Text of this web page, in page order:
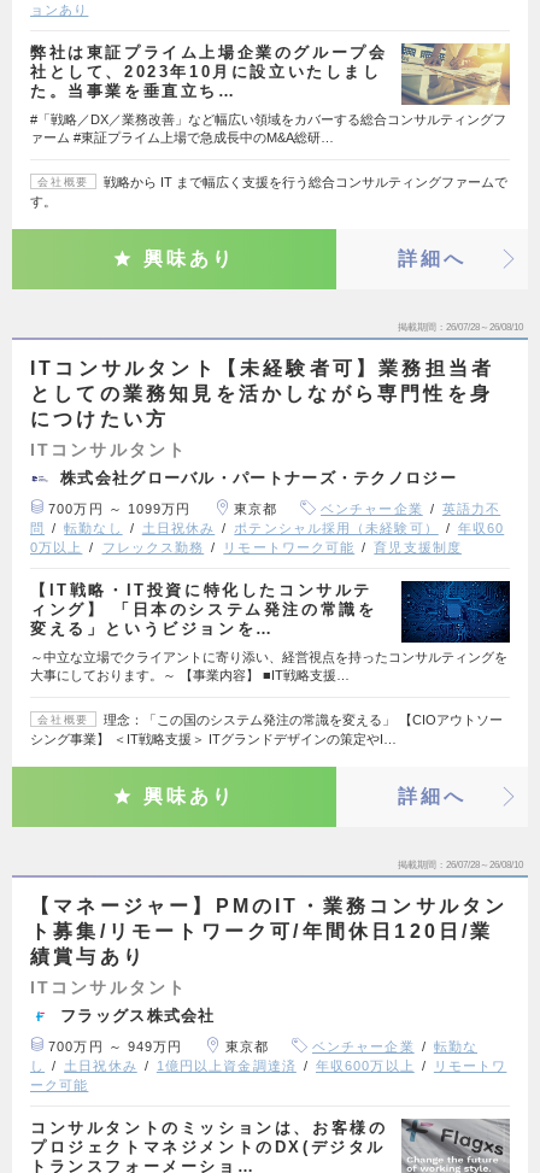
ョンあり
弊社は東証プライム上場企業のグループ会
社として、2023年10月に設立いたしまし
た。当事業を垂直立ち…
#「戦略／DX／業務改善」など幅広い領域をカバーする総合コンサルティングフ
ァーム #東証プライム上場で急成長中のM&A総研…
会社概要
戦略から IT まで幅広く支援を行う総合コンサルティングファームで
す。
興味あり 詳細へ
掲載期間 26/07/28～26/08/10
ITコンサルタント【未経験者可】業務担当者
としての業務知見を活かしながら専門性を身
につけたい方
ITコンサルタント
株式会社グローバル・パートナーズ・テクノロジー
700万円 ～ 1099万円 東京都 ベンチャー企業
英語力不
問
転勤なし 土日祝休み ポテンシャル採用（未経験可）
年収60
0万以上
フレックス勤務 リモートワーク可能 育児支援制度
【IT戦略・IT投資に特化したコンサルテ
ィング】 「日本のシステム発注の常識を
変える」というビジョンを…
～中立な立場でクライアントに寄り添い、経営視点を持ったコンサルティングを
大事にしております。～ 【事業内容】 ■IT戦略支援…
会社概要
理念：「この国のシステム発注の常識を変える」 【CIOアウトソー
シング事業】 ＜IT戦略支援＞ ITグランドデザインの策定やI…
興味あり 詳細へ
掲載期間 26/07/28～26/08/10
【マネージャー】PMのIT・業務コンサルタン
ト募集/リモートワーク可/年間休日120日/業
績賞与あり
ITコンサルタント
フラッグス株式会社
700万円 ～ 949万円 東京都 ベンチャー企業
転勤な
し
土日祝休み 1億円以上資金調達済 年収600万以上
リモートワ
ーク可能
コンサルタントのミッションは、お客様の
プロジェクトマネジメントのDX(デジタル
トランスフォーメーショ…